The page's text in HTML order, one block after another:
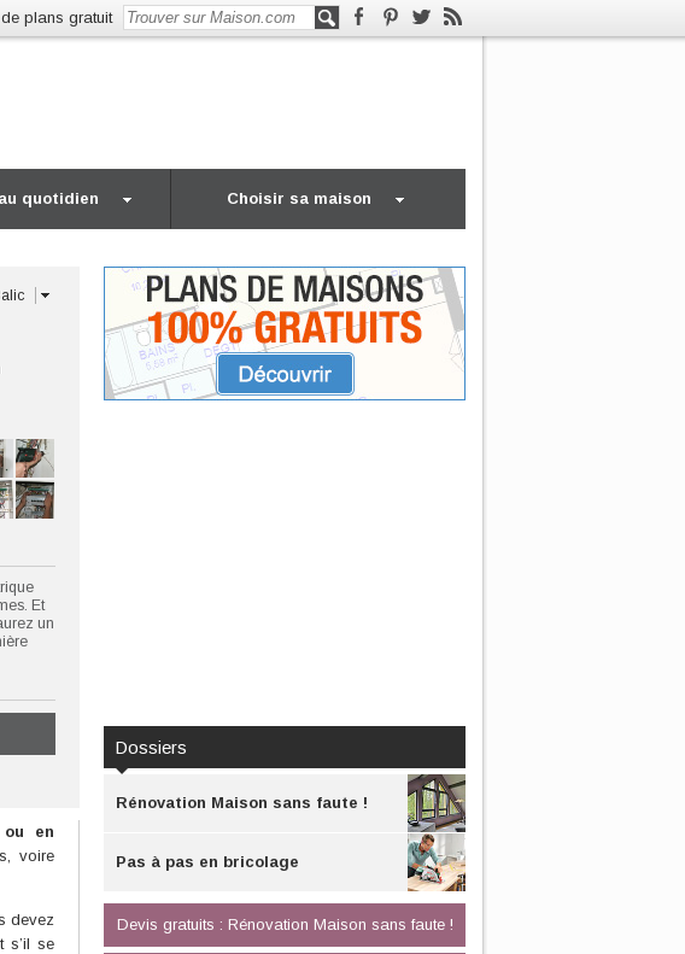
plans gratuit
quotidien Choisir sa maison
Et
un
ou en
voire
devez
s’il se
Dossiers
Rénovation Maison sans faute !
Pas à pas en bricolage
Devis gratuits : Rénovation Maison sans faute !